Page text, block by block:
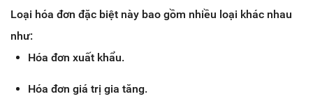
Loại hóa đơn đặc biệt này bao gồm nhiều loại khác nhau
như:
Hóa đơn xuất khẩu.
Hóa đơn giá trị gia tăng.